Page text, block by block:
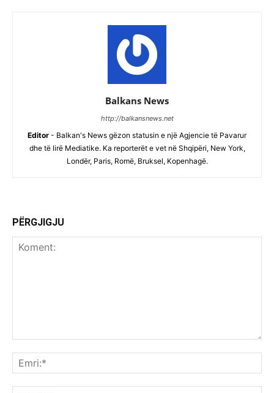
Balkans News
http://balkansnews.net
Editor - Balkan's News gëzon statusin e një Agjencie të Pavarur
dhe të lirë Mediatike. Ka reporterët e vet në Shqipëri, New York,
Londër, Paris, Romë, Bruksel, Kopenhagë.
PËRGJIGJU